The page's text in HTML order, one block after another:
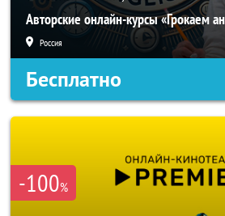
Авторские онлайн-курсы «Грокаем
Россия
Бесплатно
-100%